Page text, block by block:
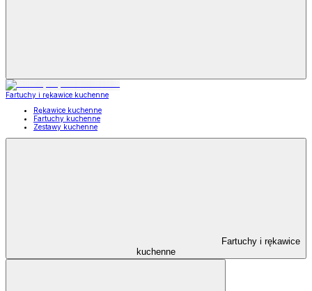
Fartuchy i rękawice kuchenne
Rękawice kuchenne
Fartuchy kuchenne
Zestawy kuchenne
Fartuchy i rękawice
kuchenne